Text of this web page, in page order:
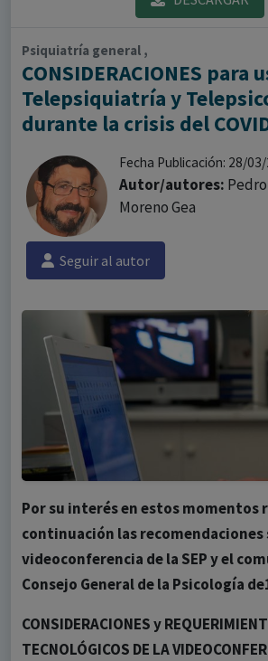
Psiquiatría general ,
CONSIDERACIONES para
Telepsiquiatría y
durante la crisis del
Fecha Publicación: 28/
Autor/autores: Pedro
Moreno Gea
Seguir al autor
Por su interés en estos momentos
continuación las recomendaciones
videoconferencia de la SEPy el
Consejo General de la Psicología
CONSIDERACIONES y
TECNOLÓGICOS DE LA